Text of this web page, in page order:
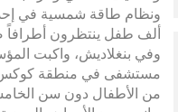
ونظام طاقة شمسية في
ألف طفل ينتظرون أطرافاً
وفي بنغلاديش، واكبت
من الأطفال دون سن